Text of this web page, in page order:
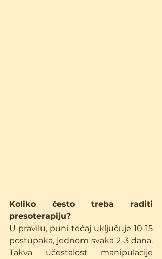
Koliko često treba raditi
presoterapiju?
U pravilu, puni tečaj uključuje 10-15
postupaka, jednom svaka 2-3 dana.
Takva učestalost manipulacije